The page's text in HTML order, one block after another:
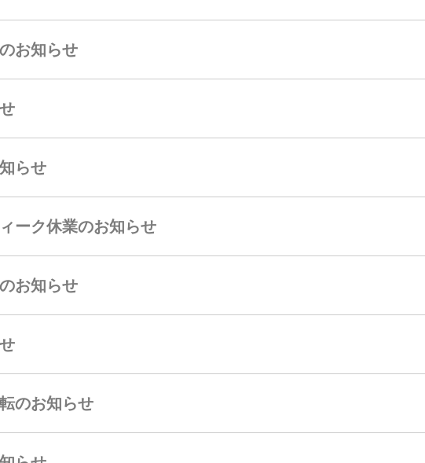
お知らせ
らせ
ーク休業のお知らせ
お知らせ
のお知らせ